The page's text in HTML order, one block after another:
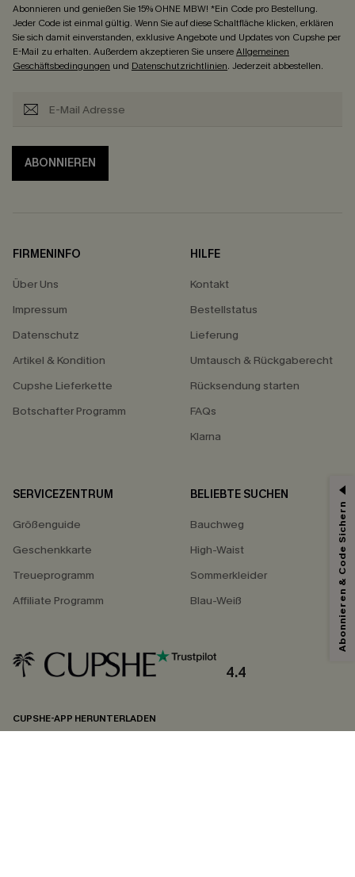
Abonnieren und genießen Sie 15% OHNE MBW! *Ein Code pro Bestellung.
Jeder Code ist einmal gültig. Wenn Sie auf diese Schaltfläche klicken, erklären
Sie sich damit einverstanden, exklusive Angebote und Updates von Cupshe per
E-Mail zu erhalten. Außerdem akzeptieren Sie unsereAllgemeinen
Geschäftsbedingungen und Datenschutzrichtlinien. Jederzeit abbestellen.
ABONNIEREN
FIRMENINFO
Über Uns
Impressum
Datenschutz
Artikel & Kondition
Cupshe Lieferkette
Botschafter Programm
HILFE
Kontakt
Bestellstatus
Lieferung
Umtausch & Rückgaberecht
Rücksendung starten
FAQs
Klarna
SERVICEZENTRUM
Größenguide
Geschenkkarte
Treueprogramm
Affiliate Programm
BELIEBTE SUCHEN
Bauchweg
High-Waist
Sommerkleider
Blau-Weiß
4.4
CUPSHE-APP HERUNTERLADEN
Abonnieren & Code Sichern